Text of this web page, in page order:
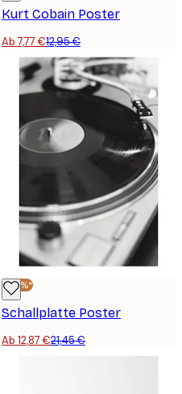
Kurt Cobain Poster
Ab 7,77 €12,95 €
-40%*
Schallplatte Poster
Ab 12,87 €21,45 €